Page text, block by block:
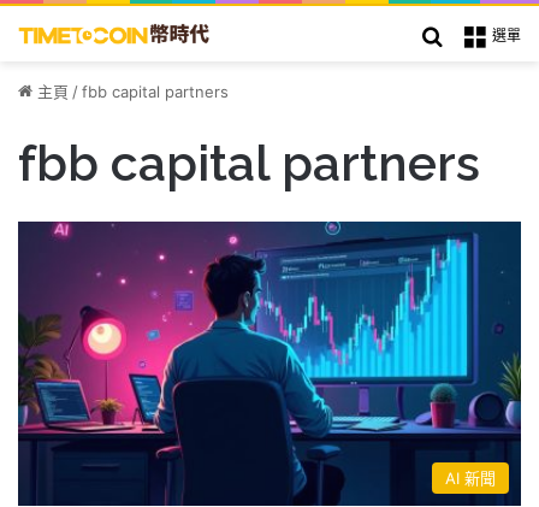
選單
搜索
主頁 /fbb capital partners
fbb capital partners
AI 新聞